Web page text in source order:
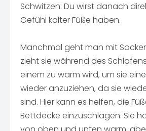
Schwitzen: Du wirst danach
Gefühl kalter Füße haben.
Manchmal geht man mit
zieht sie während des
einem zu warm wird, um sie
wieder anzuziehen, da sie
sind. Hier kann es helfen, die
Bettdecke einzuschlagen. Sie